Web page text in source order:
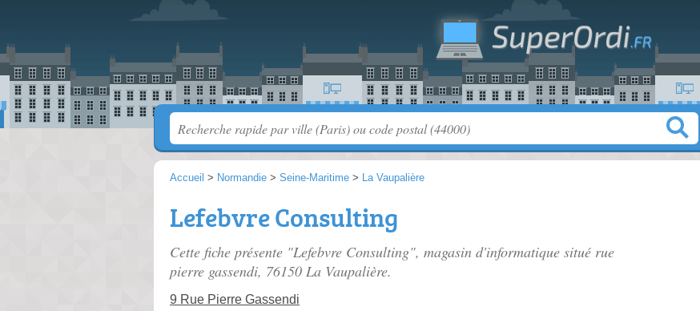
Accueil > Normandie > Seine-Maritime > La Vaupalière
Lefebvre Consulting
Cette fiche présente "Lefebvre Consulting", magasin d'informatique situé rue
pierre gassendi, 76150 La Vaupalière.
9 Rue Pierre Gassendi